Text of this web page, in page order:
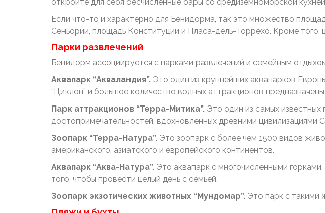
Если что-то и характерно для Бенидорма, так это множество
Сеньории, площадь Конституции и Пласа-дель-Торрехо. Кроме
Парки развлечений
Бенидорм ассоциируется с парками развлечений и семейным
Аквапарк “Акваландия”. Это один из крупнейших аквапарков
“Циклон” и большое количество водных аттракционов
Парк аттракционов “Терра-Митика”. Это один из самых
достопримечательностей, вдохновленных древними
Зоопарк “Терра-Натура”. Это зоопарк с более чем 1500 видов
американского, азиатского и европейского континентов.
Аквапарк “Аква-Натура”. Это аквапарк с многочисленными
того, чтобы провести целый день с семьей.
Зоопарк экзотических животных “Мундомар”. Это парк с такими